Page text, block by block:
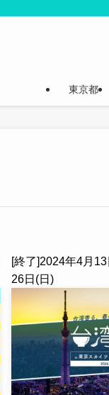
東京都
[終了]2024年4月
26日(日)